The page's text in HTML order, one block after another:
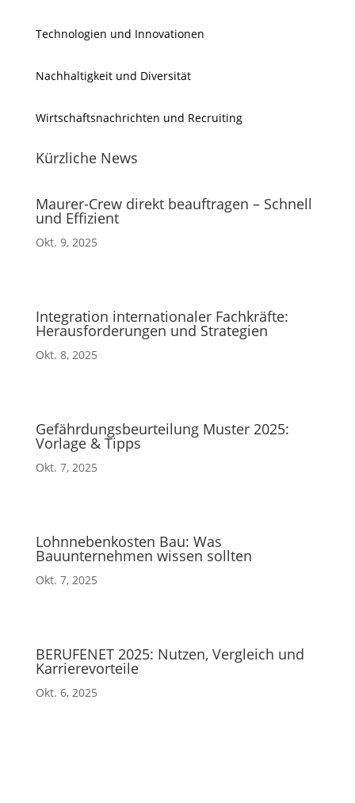
Technologien und Innovationen
Nachhaltigkeit und Diversität
Wirtschaftsnachrichten und Recruiting
Kürzliche News
Maurer-Crew direkt beauftragen – Schnell
und Effizient
Okt. 9, 2025
Integration internationaler Fachkräfte:
Herausforderungen und Strategien
Okt. 8, 2025
Gefährdungsbeurteilung Muster 2025:
Vorlage & Tipps
Okt. 7, 2025
Lohnnebenkosten Bau: Was
Bauunternehmen wissen sollten
Okt. 7, 2025
BERUFENET 2025: Nutzen, Vergleich und
Karrierevorteile
Okt. 6, 2025